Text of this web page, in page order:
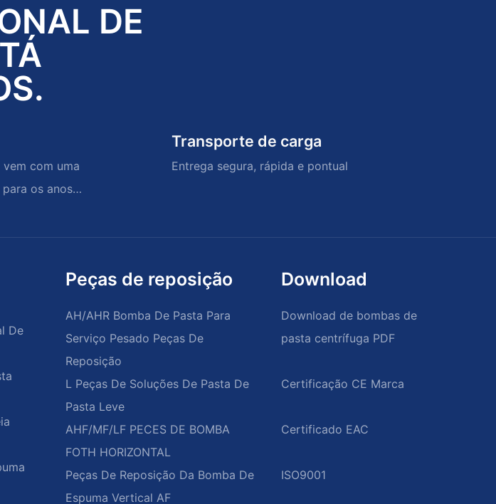
DE
com uma
os anos
Transporte de carga
Entrega segura, rápida e pontual
De
Peças de reposição
AH/AHR Bomba De Pasta Para
Serviço Pesado Peças De
Reposição
L Peças De Soluções De Pasta De
Pasta Leve
AHF/MF/LF PECES DE BOMBA
FOTH HORIZONTAL
Peças De Reposição Da Bomba De
Espuma Vertical AF
Download
Download de bombas de
pasta centrífuga PDF